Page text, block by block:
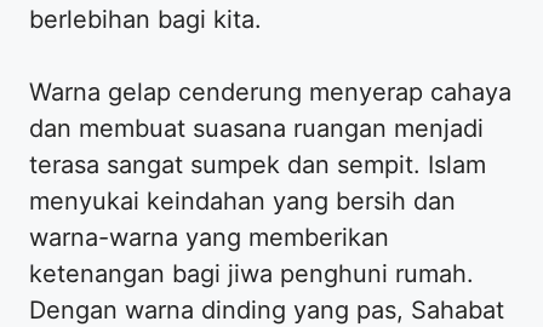
berlebihan bagi kita.
Warna gelap cenderung menyerap cahaya
dan membuat suasana ruangan menjadi
terasa sangat sumpek dan sempit. Islam
menyukai keindahan yang bersih dan
warna-warna yang memberikan
ketenangan bagi jiwa penghuni rumah.
Dengan warna dinding yang pas, Sahabat